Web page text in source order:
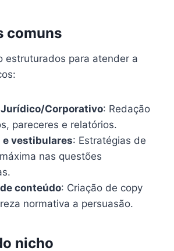
comuns
estruturados para atender a
Corporativo: Redação
pareceres e relatórios.
e vestibulares: Estratégias de
nas questões
conteúdo: Criação de copy
normativa a persuasão.
nicho